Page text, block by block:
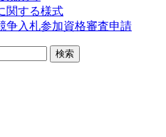
関する様式
争入札参加資格審査申請